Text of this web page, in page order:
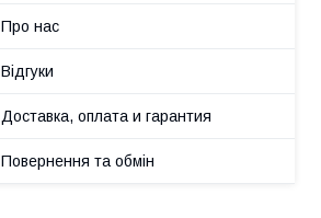
Про нас
Відгуки
Доставка, оплата и гарантия
Повернення та обмін